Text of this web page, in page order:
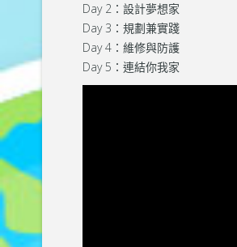
Day 2：設計夢想家
Day 3：規劃兼實踐
Day 4：維修與防護
Day 5：連結你我家